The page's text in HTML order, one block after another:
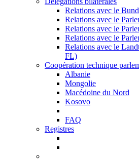
Relations avec le
Relations avec le
Relations avec le
Relations avec le
Relations avec le
FL)
Coopération technique
Albanie
Mongolie
Macédoine du Nord
Kosovo
FAQ
Registres